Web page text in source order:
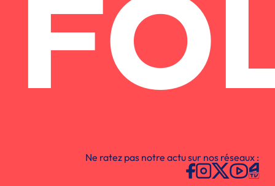
Ne ratez pas notre actu sur nos réseaux :